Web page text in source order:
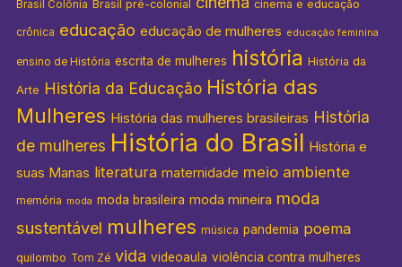
Brasil Colônia Brasil pré-colonial cinema e educação
crônica educação educação de mulheres educação feminina
ensino de História escrita de mulheres história História da
Arte História da Educação História das
Mulheres História das mulheres brasileiras História
de mulheres História do Brasil História e
suas Manas literatura maternidade meio ambiente
memória moda moda brasileira moda mineira moda
sustentável mulheres música pandemia poema
quilombo Tom Zé vida videoaula violência contra mulheres